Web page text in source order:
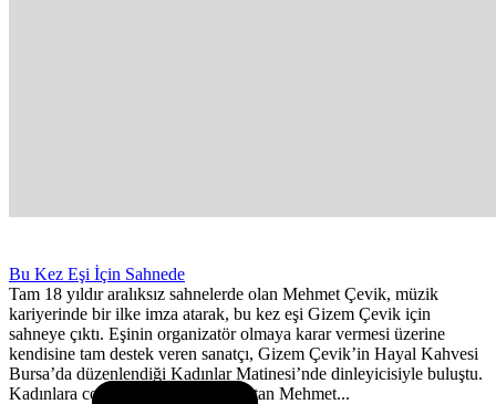
Bu Kez Eşi İçin Sahnede
Tam 18 yıldır aralıksız sahnelerde olan Mehmet Çevik, müzik
kariyerinde bir ilke imza atarak, bu kez eşi Gizem Çevik için
sahneye çıktı. Eşinin organizatör olmaya karar vermesi üzerine
kendisine tam destek veren sanatçı, Gizem Çevik’in Hayal Kahvesi
Bursa’da düzenlendiği Kadınlar Matinesi’nde dinleyicisiyle buluştu.
Kadınlara coşku dolu bir gece yaşatan Mehmet...